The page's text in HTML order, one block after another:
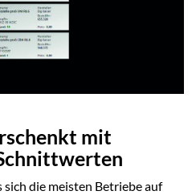
mit
sich die meisten Betriebe auf